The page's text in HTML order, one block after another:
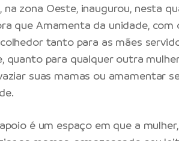
na zona Oeste, inaugurou, nesta
que Amamenta da unidade,
tanto para as mães
quanto para qualquer outra
suas mamas ou amamentar
é um espaço em que a